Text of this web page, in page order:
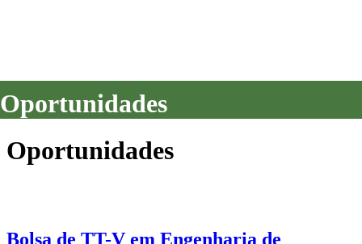
Oportunidades
Oportunidades
Bolsa de TT-V em Engenharia de